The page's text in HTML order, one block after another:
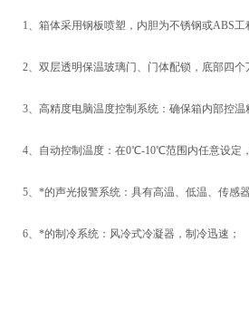
1、箱体采用钢板喷塑，内胆为不锈钢或ABS工
2、双层透明保温玻璃门、门体配锁，底部四个
3、高精度电脑温度控制系统：确保箱内部控温
4、自动控制温度：在0℃-10℃范围内任意设定
5、*的声光报警系统：具有高温、低温、传感器
6、*的制冷系统：风冷式冷凝器，制冷迅速；